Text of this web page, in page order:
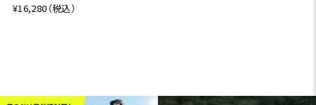
¥16,280（税込）